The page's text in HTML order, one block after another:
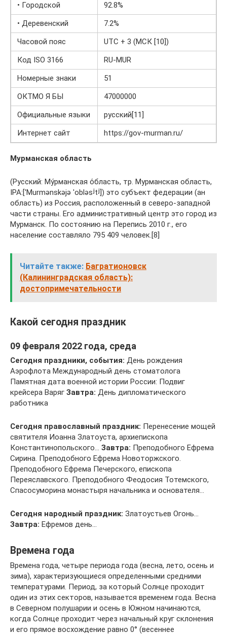
• Городской
92.8%
• Деревенский
7.2%
Часовой пояс
UTC + 3 (МСК [10])
Код ISO 3166
RU-MUR
Номерные знаки
51
ОКТМО Я БЫ
47000000
Официальные языки
русский[11]
Интернет сайт
https://gov-murman.ru/
Мурманская область
(Русский: Му́рманская о́бласть, тр. Мурманская область,
IPA:[ˈMurmənskəjə ˈobləsʲtʲ]) это субъект федерации (ан
область) из Россия, расположенный в северо-западной
части страны. Его административный центр это город из
Мурманск. По состоянию на Перепись 2010 г., его
население составляло 795 409 человек.[8]
Читайте также: Багратионовск
(Калининградская область):
достопримечательности
Какой сегодня праздник
09 февраля 2022 года, среда
Сегодня праздники, события: День рождения
Аэрофлота Международный день стоматолога
Памятная дата военной истории России: Подвиг
крейсера Варяг Завтра: День дипломатического
работника
Сегодня православный праздник: Перенесение мощей
святителя Иоанна Златоуста, архиепископа
Константинопольского… Завтра: Преподобного Ефрема
Сирина. Преподобного Ефрема Новоторжского.
Преподобного Ефрема Печерского, епископа
Переяславского. Преподобного Феодосия Тотемского,
Спасосуморина монастыря начальника и основателя…
Сегодня народный праздник: Златоустьев Огонь…
Завтра: Ефремов день…
Времена года
Времена года, четыре периода года (весна, лето, осень и
зима), характеризующиеся определенными средними
температурами. Период, за который Солнце проходит
один из этих секторов, называется временем года. Весна
в Северном полушарии и осень в Южном начинаются,
когда Солнце проходит через начальный круг склонения
и его прямое восхождение равно 0° (весеннее